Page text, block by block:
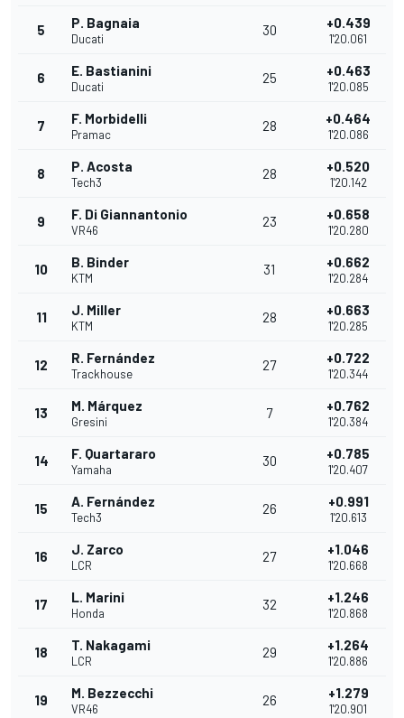
5 P. Bagnaia
Ducati
30 +0.439
1'20.061
6 E. Bastianini
Ducati
25 +0.463
1'20.085
7 F. Morbidelli
Pramac
28 +0.464
1'20.086
8 P. Acosta
Tech3
28 +0.520
1'20.142
9 F. Di Giannantonio
VR46
23 +0.658
1'20.280
10 B. Binder
KTM
31 +0.662
1'20.284
11 J. Miller
KTM
28 +0.663
1'20.285
12 R. Fernández
Trackhouse
27 +0.722
1'20.344
13 M. Márquez
Gresini
7 +0.762
1'20.384
14 F. Quartararo
Yamaha
30 +0.785
1'20.407
15 A. Fernández
Tech3
26 +0.991
1'20.613
16 J. Zarco
LCR
27 +1.046
1'20.668
17 L. Marini
Honda
32 +1.246
1'20.868
18 T. Nakagami
LCR
29 +1.264
1'20.886
19 M. Bezzecchi
VR46
26 +1.279
1'20.901